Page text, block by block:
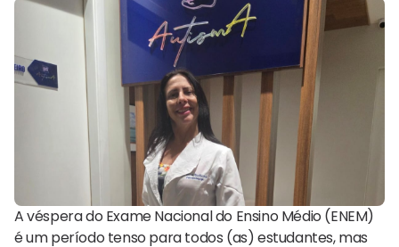
A véspera do Exame Nacional do Ensino Médio (ENEM)
é um período tenso para todos (as) estudantes, mas